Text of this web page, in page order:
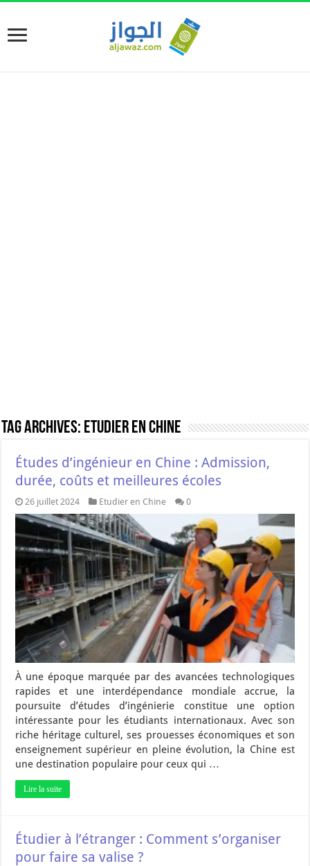
Tag Archives: Etudier en Chine
Études d’ingénieur en Chine : Admission,
durée, coûts et meilleures écoles
26 juillet 2024 Etudier en Chine 0
À une époque marquée par des avancées technologiques
rapides et une interdépendance mondiale accrue, la
poursuite d’études d’ingénierie constitue une option
intéressante pour les étudiants internationaux. Avec son
riche héritage culturel, ses prouesses économiques et son
enseignement supérieur en pleine évolution, la Chine est
une destination populaire pour ceux qui …
Lire la suite
Étudier à l’étranger : Comment s’organiser
pour faire sa valise ?